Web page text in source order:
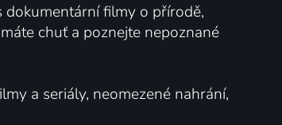
dokumentární filmy o přírodě,
chuť a poznejte nepoznané
a seriály, neomezené nahrání,